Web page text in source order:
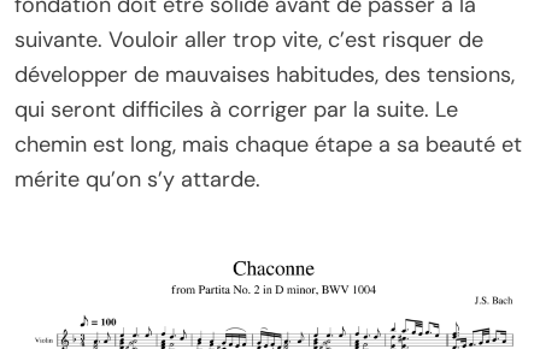
suivante. Vouloir aller trop vite, c’est risquer de
développer de mauvaises habitudes, des tensions,
qui seront difficiles à corriger par la suite. Le
chemin est long, mais chaque étape a sa beauté et
mérite qu’on s’y attarde.